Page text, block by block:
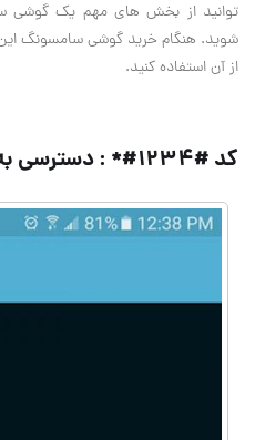
توانید از بخش های مهم یک گوشی
شوید. هنگام خرید گوشی سامسونگ این
از آن استفاده کنید.
کد #۱۲۳۴#* : دسترسی به اطلاعات